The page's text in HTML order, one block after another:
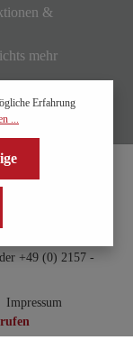
&
mehr
+49 (0) 2157 -
Impressum
Erfahrung
...